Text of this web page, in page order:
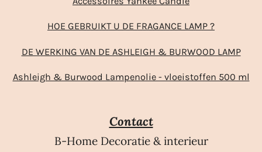
HOE GEBRUIKT U DE FRAGANCE LAMP ?
DE WERKING VAN DE ASHLEIGH & BURWOOD LAMP
Ashleigh & Burwood Lampenolie - vloeistoffen 500 ml
Contact
B-Home Decoratie & interieur